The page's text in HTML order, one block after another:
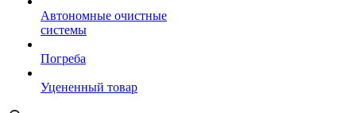
Автономные очистные
системы
Погреба
Уцененный товар